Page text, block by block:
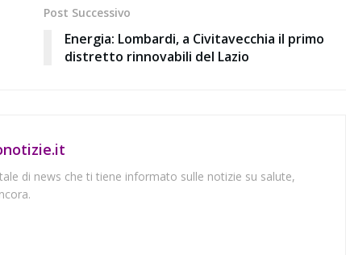
Post Successivo
Energia: Lombardi, a Civitavecchia il primo
distretto rinnovabili del Lazio
di news che ti tiene informato sulle notizie su salute,